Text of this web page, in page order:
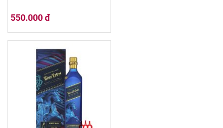
550.000 đ